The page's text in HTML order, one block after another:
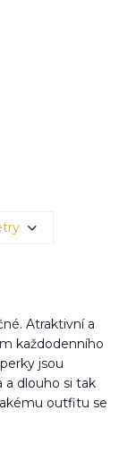
Atraktivní a
každodenního
jsou
a dlouho si tak
outfitu se